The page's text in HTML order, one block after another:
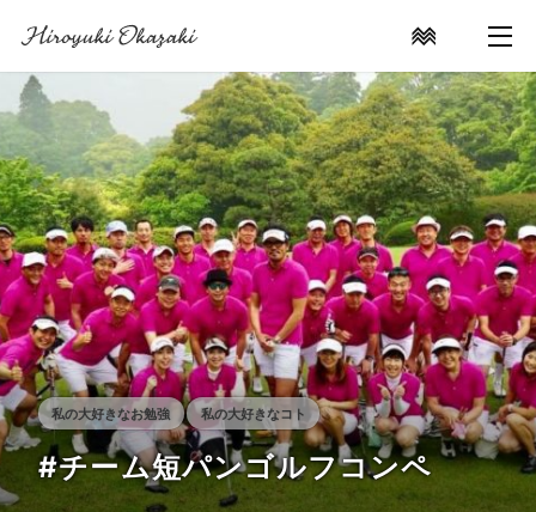
私の大好きなお勉強 私の大好きなコト
#チーム短パンゴルフコンペ